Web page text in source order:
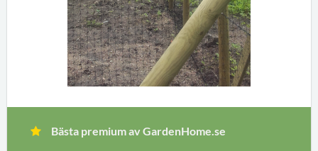
Bästa premium av GardenHome.se